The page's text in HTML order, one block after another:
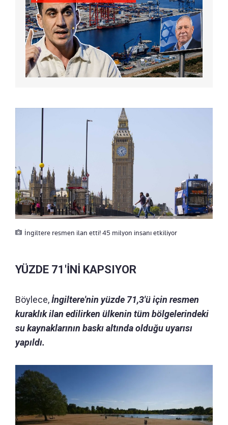
İngiltere resmen ilan etti! 45 milyon insanı etkiliyor
YÜZDE 71'İNİ KAPSIYOR
Böylece,İngiltere'nin yüzde 71,3'ü için resmen
kuraklık ilan edilirken ülkenin tüm bölgelerindeki
su kaynaklarının baskı altında olduğu uyarısı
yapıldı.